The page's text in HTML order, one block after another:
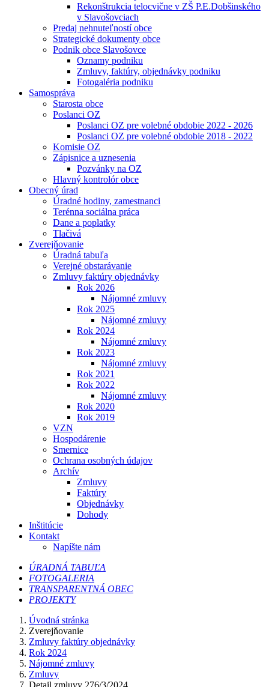
Rekonštrukcia telocvične v ZŠ P.E.Dobšinského
v Slavošovciach
Predaj nehnuteľností obce
Strategické dokumenty obce
Podnik obce Slavošovce
Oznamy podniku
Zmluvy, faktúry, objednávky podniku
Fotogaléria podniku
Samospráva
Starosta obce
Poslanci OZ
Poslanci OZ pre volebné obdobie 2022 - 2026
Poslanci OZ pre volebné obdobie 2018 - 2022
Komisie OZ
Zápisnice a uznesenia
Pozvánky na OZ
Hlavný kontrolór obce
Obecný úrad
Úradné hodiny, zamestnanci
Terénna sociálna práca
Dane a poplatky
Tlačivá
Zverejňovanie
Úradná tabuľa
Verejné obstarávanie
Zmluvy faktúry objednávky
Rok 2026
Nájomné zmluvy
Rok 2025
Nájomné zmluvy
Rok 2024
Nájomné zmluvy
Rok 2023
Nájomné zmluvy
Rok 2021
Rok 2022
Nájomné zmluvy
Rok 2020
Rok 2019
VZN
Hospodárenie
Smernice
Ochrana osobných údajov
Archív
Zmluvy
Faktúry
Objednávky
Dohody
Inštitúcie
Kontakt
Napíšte nám
ÚRADNÁ TABUĽA
FOTOGALERIA
TRANSPARENTNÁ OBEC
PROJEKTY
Úvodná stránka
Zverejňovanie
Zmluvy faktúry objednávky
Rok 2024
Nájomné zmluvy
Zmluvy
Detail zmluvy 276/3/2024